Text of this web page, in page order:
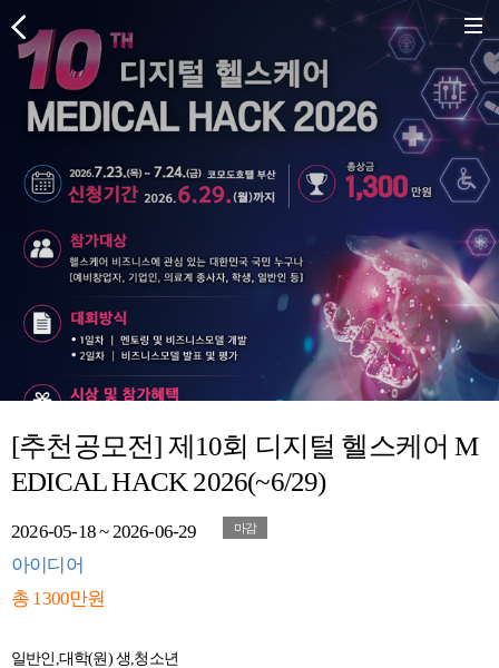
[추천공모전] 제10회 디지털 헬스케어 M
EDICAL HACK 2026(~6/29)
2026-05-18 ~ 2026-06-29 마감
아이디어
총 1300만원
일반인,대학(원) 생,청소년